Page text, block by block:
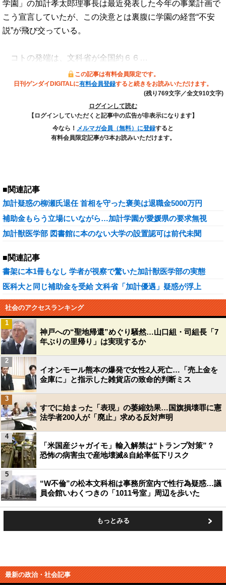
学園」の加計孝太郎理事長は最近発表した今年の事業計画で
こう宣言していたが、この決意とは裏腹に学園の経営“不安
説”が飛び交っている。
コトの発端は、文科省が全国約６６…
この記事は有料会員限定です。
日刊ゲンダイDIGITALに有料会員登録すると続きをお読みいただけます。
(残り769文字／全文910文字)
ログインして読む
【ログインしていただくと記事中の広告が非表示になります】
今なら！ メルマガ会員（無料）に登録すると
有料会員限定記事が3本お読みいただけます。
■関連記事
加計疑惑の柳瀬氏退任 首相を守った褒美は退職金5000万円
補助金もらう立場にいながら…加計学園が愛媛県の要求無視
加計獣医学部 図書館に本のない大学の設置認可は前代未聞
■関連記事
書架に本1冊もなし 学者が視察で驚いた加計獣医学部の実態
医科大と同じ補助金を受給 文科省「加計優遇」疑惑が浮上
社会のアクセスランキング
神戸への“聖地帰還”めぐり騒然…山口組・司組長「7
年ぶりの里帰り」は実現するか
1
イオンモール熊本の爆発で女性2人死亡…「売上金を
金庫に」と指示した雑貨店の致命的判断ミス
2
すでに始まった「表現」の萎縮効果…国旗損壊罪に憲
法学者200人が「廃止」求める反対声明
3
「米国産ジャガイモ」輸入解禁は“トランプ対策”？
恐怖の病害虫で産地壊滅&自給率低下リスク
4
“W不倫”の松本文科相は事務所室内で性行為疑惑…議
員会館いわくつきの「1011号室」周辺を歩いた
5
もっとみる
最新の政治・社会記事